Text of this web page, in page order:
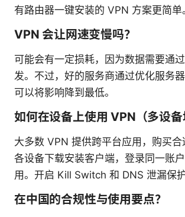
有路由器一键安装的 VPN 方案更简单
VPN 会让网速变慢吗？
可能会有一定损耗，因为数据需要通
发。不过，好的服务商通过优化服务器
可以将影响降到最低。
如何在设备上使用 VPN（多设备
大多数 VPN 提供跨平台应用，购买合
各设备下载安装客户端，登录同一账
用。开启 Kill Switch 和 DNS 泄漏保护
在中国的合规性与使用要点？